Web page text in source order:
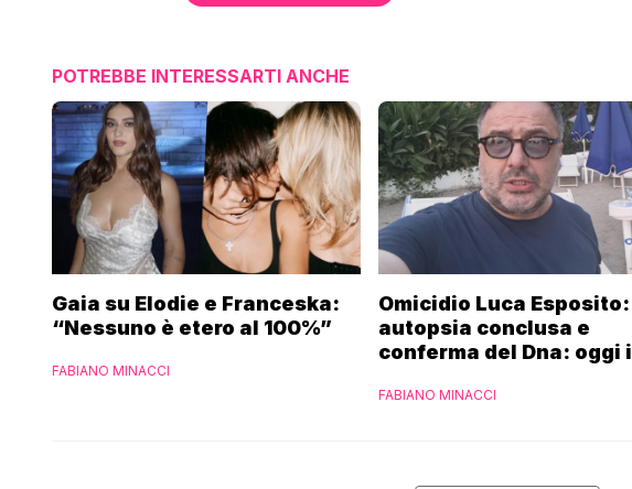
POTREBBE INTERESSARTI ANCHE
Gaia su Elodie e Franceska:
“Nessuno è etero al 100%”
FABIANO MINACCI
Omicidio Luca Esposito:
autopsia conclusa e
conferma del Dna: oggi i
FABIANO MINACCI